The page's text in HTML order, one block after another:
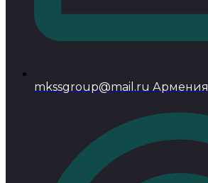
mkssgroup@mail.ru Армения